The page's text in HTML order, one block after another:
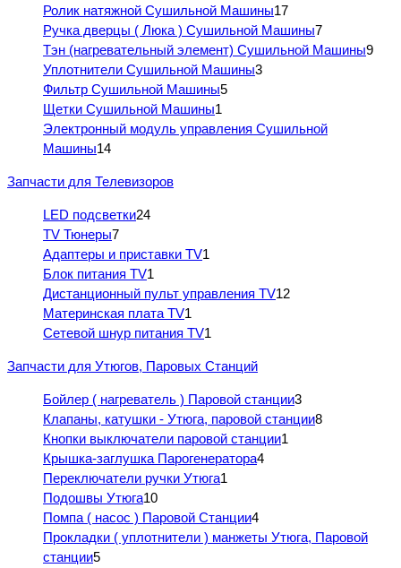
Ролик натяжной Сушильной Машины17
Ручка дверцы ( Люка ) Сушильной Машины7
Тэн (нагревательный элемент) Сушильной Машины9
Уплотнители Сушильной Машины3
Фильтр Сушильной Машины5
Щетки Сушильной Машины1
Электронный модуль управления Сушильной
Машины14
Запчасти для Телевизоров
LED подсветки24
TV Тюнеры7
Адаптеры и приставки TV1
Блок питания TV1
Дистанционный пульт управления TV12
Материнская плата TV1
Сетевой шнур питания TV1
Запчасти для Утюгов, Паровых Станций
Бойлер ( нагреватель ) Паровой станции3
Клапаны, катушки - Утюга, паровой станции8
Кнопки выключатели паровой станции1
Крышка-заглушка Парогенератора4
Переключатели ручки Утюга1
Подошвы Утюга10
Помпа ( насос ) Паровой Станции4
Прокладки ( уплотнители ) манжеты Утюга, Паровой
станции5